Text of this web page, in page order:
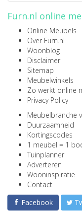
Furn.nl online
Online Meubels
Over Furn.nl
Woonblog
Disclaimer
Sitemap
Meubelwinkels
Zo werkt online
Privacy Policy
Meubelbranche
Duurzaamheid
Kortingscodes
1 meubel = 1
Tuinplanner
Adverteren
Wooninspiratie
Contact
Facebook